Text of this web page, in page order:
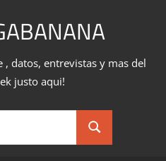
datos, entrevistas y mas del
justo aqui!
Buscar